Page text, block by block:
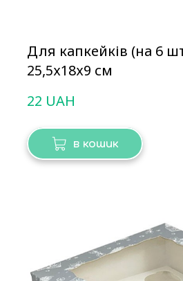
Для капкейків (на 6
25,5х18х9 см
22 UAH
в кошик